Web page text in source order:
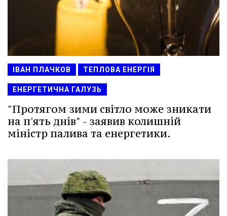
ІВАН ПЛАЧКОВ ТЕПЛОВА ЕНЕРГІЯ
ЕНЕРГЕТИЧНА ГАЛУЗЬ
"Протягом зими світло може зникати
на п'ять днів" - заявив колишній
міністр палива та енергетики.